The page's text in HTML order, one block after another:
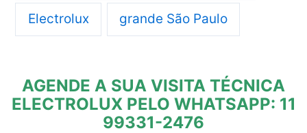
Electrolux grande São Paulo
AGENDE A SUA VISITA TÉCNICA
ELECTROLUX PELO WHATSAPP: 11
99331-2476